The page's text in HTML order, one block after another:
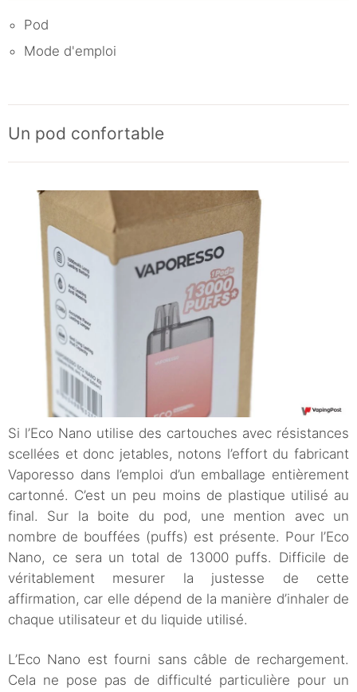
Pod
Mode d'emploi
Un pod confortable
Si l’Eco Nano utilise des cartouches avec résistances
scellées et donc jetables, notons l’effort du fabricant
Vaporesso dans l’emploi d’un emballage entièrement
cartonné. C’est un peu moins de plastique utilisé au
final. Sur la boite du pod, une mention avec un
nombre de bouffées (puffs) est présente. Pour l’Eco
Nano, ce sera un total de 13000 puffs. Difficile de
véritablement mesurer la justesse de cette
affirmation, car elle dépend de la manière d’inhaler de
chaque utilisateur et du liquide utilisé.
L’Eco Nano est fourni sans câble de rechargement.
Cela ne pose pas de difficulté particulière pour un